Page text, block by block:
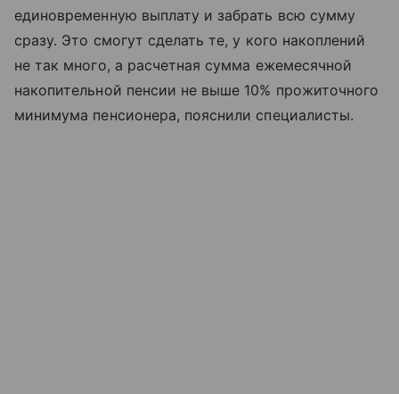
единовременную выплату и забрать всю сумму
сразу. Это смогут сделать те, у кого накоплений
не так много, а расчетная сумма ежемесячной
накопительной пенсии не выше 10% прожиточного
минимума пенсионера, пояснили специалисты.